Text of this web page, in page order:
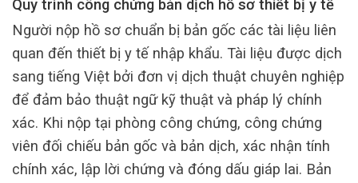
Quy trình công chứng bản dịch hồ sơ thiết bị y tế
Người nộp hồ sơ chuẩn bị bản gốc các tài liệu liên
quan đến thiết bị y tế nhập khẩu. Tài liệu được dịch
sang tiếng Việt bởi đơn vị dịch thuật chuyên nghiệp
để đảm bảo thuật ngữ kỹ thuật và pháp lý chính
xác. Khi nộp tại phòng công chứng, công chứng
viên đối chiếu bản gốc và bản dịch, xác nhận tính
chính xác, lập lời chứng và đóng dấu giáp lai. Bản